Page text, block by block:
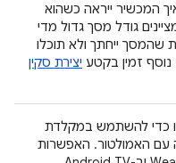
המכשיר ייראה כשהוא
גודל מסך גדול מדי
שהמסך ייחתך ולא תוכלו
זמין בקטע יצירת סקין
כדי להשתמש במקלדת
עם האמולטור. האפשרות